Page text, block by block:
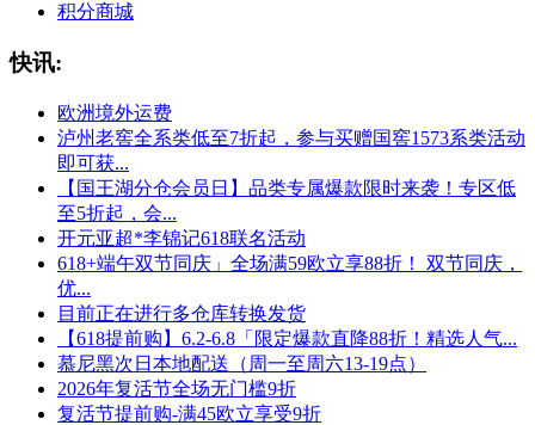
积分商城
快讯:
欧洲境外运费
泸州老窖全系类低至7折起，参与买赠国窖1573系类活动
即可获...
【国王湖分仓会员日】品类专属爆款限时来袭！专区低
至5折起，会...
开元亚超*李锦记618联名活动
618+端午双节同庆」全场满59欧立享88折！ 双节同庆，
优...
目前正在进行多仓库转换发货
【618提前购】6.2-6.8「限定爆款直降88折！精选人气...
慕尼黑次日本地配送（周一至周六13-19点）
2026年复活节全场无门槛9折
复活节提前购-满45欧立享受9折